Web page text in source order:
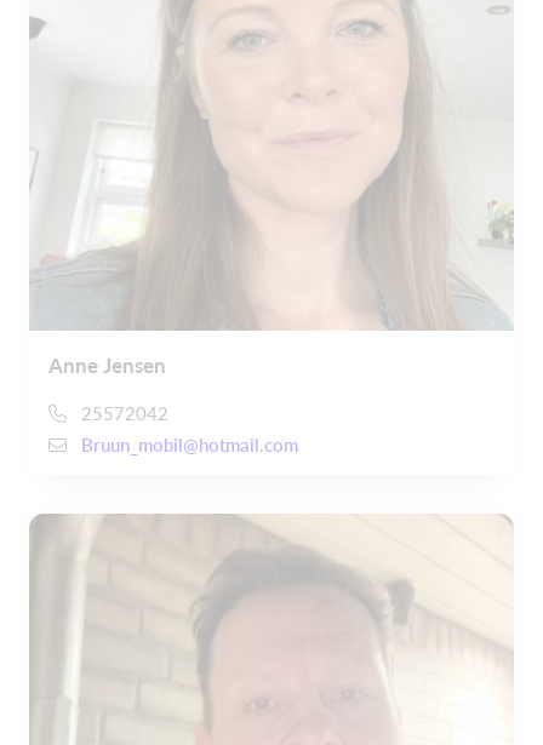
Anne Jensen
25572042
Bruun_mobil@hotmail.com